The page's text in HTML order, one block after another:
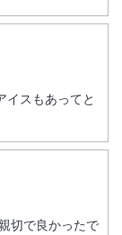
イスもあってと
切で良かったで